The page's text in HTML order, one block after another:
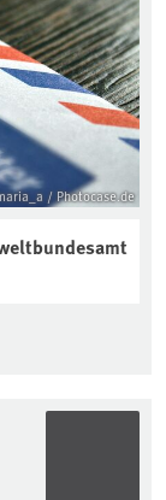
/ Photocase.de